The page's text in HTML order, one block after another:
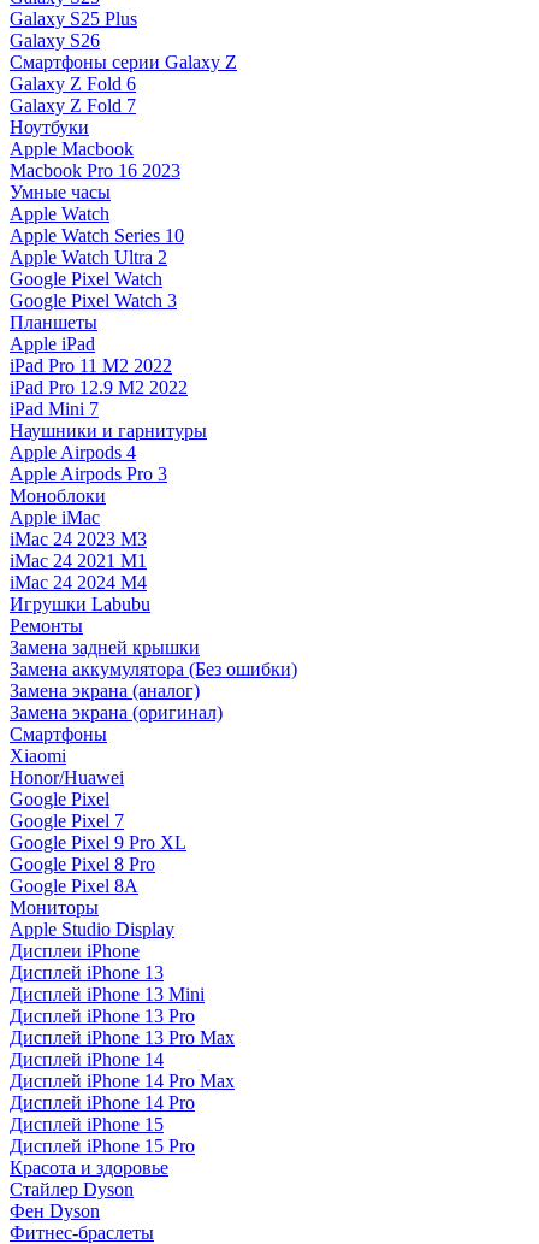
Galaxy S25 Plus
Galaxy S26
Смартфоны серии Galaxy Z
Galaxy Z Fold 6
Galaxy Z Fold 7
Ноутбуки
Apple Macbook
Macbook Pro 16 2023
Умные часы
Apple Watch
Apple Watch Series 10
Apple Watch Ultra 2
Google Pixel Watch
Google Pixel Watch 3
Планшеты
Apple iPad
iPad Pro 11 M2 2022
iPad Pro 12.9 M2 2022
iPad Mini 7
Наушники и гарнитуры
Apple Airpods 4
Apple Airpods Pro 3
Моноблоки
Apple iMac
iMac 24 2023 M3
iMac 24 2021 M1
iMac 24 2024 M4
Игрушки Labubu
Ремонты
Замена задней крышки
Замена аккумулятора (Без ошибки)
Замена экрана (аналог)
Замена экрана (оригинал)
Смартфоны
Xiaomi
Honor/Huawei
Google Pixel
Google Pixel 7
Google Pixel 9 Pro XL
Google Pixel 8 Pro
Google Pixel 8A
Мониторы
Apple Studio Display
Дисплеи iPhone
Дисплей iPhone 13
Дисплей iPhone 13 Mini
Дисплей iPhone 13 Pro
Дисплей iPhone 13 Pro Max
Дисплей iPhone 14
Дисплей iPhone 14 Pro Max
Дисплей iPhone 14 Pro
Дисплей iPhone 15
Дисплей iPhone 15 Pro
Красота и здоровье
Стайлер Dyson
Фен Dyson
Фитнес-браслеты